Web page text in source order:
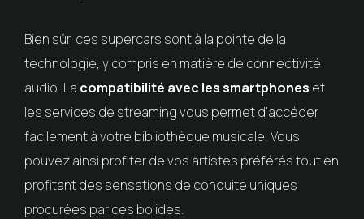
Bien sûr, ces supercars sont à la pointe de la
technologie, y compris en matière de connectivité
audio. La compatibilité avec les smartphones et
les services de streaming vous permet d'accéder
facilement à votre bibliothèque musicale. Vous
pouvez ainsi profiter de vos artistes préférés tout en
profitant des sensations de conduite uniques
procurées par ces bolides.